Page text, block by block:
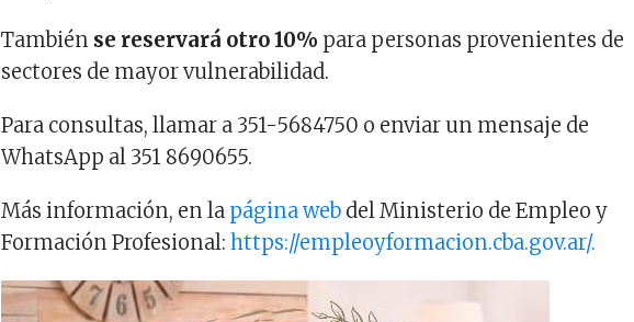
También se reservará otro 10% para personas provenientes de
sectores de mayor vulnerabilidad.
Para consultas, llamar a 351-5684750 o enviar un mensaje de
WhatsApp al 351 8690655.
Más información, en la página web del Ministerio de Empleo y
Formación Profesional:https://empleoyformacion.cba.gov.ar/.